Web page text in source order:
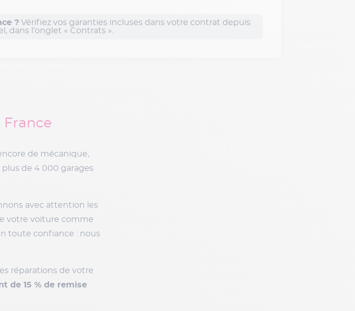
? Vérifiez vos garanties incluses dans votre contrat depuis
dans l’onglet « Contrats ».
France
de mécanique,
de 4 000 garages
avec attention les
votre voiture comme
toute confiance : nous
réparations de votre
de 15 % de remise